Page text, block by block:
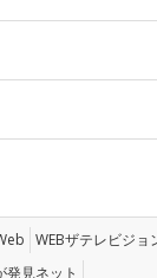
WEBザテレビジョ
発見ネット